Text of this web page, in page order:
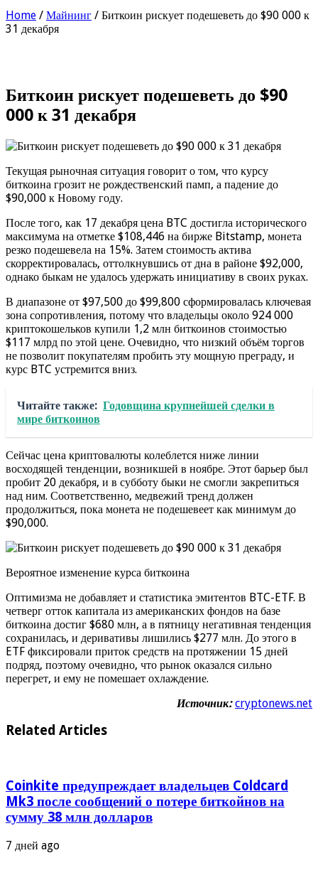
Home / Майнинг / Биткоин рискует подешеветь до $90 000 к
31 декабря
Биткоин рискует подешеветь до $90
000 к 31 декабря
Текущая рыночная ситуация говорит о том, что курсу
биткоина грозит не рождественский памп, а падение до
$90,000 к Новому году.
После того, как 17 декабря цена BTC достигла исторического
максимума на отметке $108,446 на бирже Bitstamp, монета
резко подешевела на 15%. Затем стоимость актива
скорректировалась, оттолкнувшись от дна в районе $92,000,
однако быкам не удалось удержать инициативу в своих руках.
В диапазоне от $97,500 до $99,800 сформировалась ключевая
зона сопротивления, потому что владельцы около 924 000
криптокошельков купили 1,2 млн биткоинов стоимостью
$117 млрд по этой цене. Очевидно, что низкий объём торгов
не позволит покупателям пробить эту мощную преграду, и
курс BTC устремится вниз.
Читайте также: Годовщина крупнейшей сделки в
мире биткоинов
Сейчас цена криптовалюты колеблется ниже линии
восходящей тенденции, возникшей в ноябре. Этот барьер был
пробит 20 декабря, и в субботу быки не смогли закрепиться
над ним. Соответственно, медвежий тренд должен
продолжиться, пока монета не подешевеет как минимум до
$90,000.
Вероятное изменение курса биткоина
Оптимизма не добавляет и статистика эмитентов BTC-ETF. В
четверг отток капитала из американских фондов на базе
биткоина достиг $680 млн, а в пятницу негативная тенденция
сохранилась, и деривативы лишились $277 млн. До этого в
ETF фиксировали приток средств на протяжении 15 дней
подряд, поэтому очевидно, что рынок оказался сильно
перегрет, и ему не помешает охлаждение.
Источник: cryptonews.net
Related Articles
Coinkite предупреждает владельцев Coldcard
Mk3 после сообщений о потере биткойнов на
сумму 38 млн долларов
7 дней ago